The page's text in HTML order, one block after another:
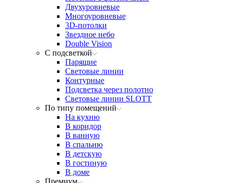
Двухуровневые
Многоуровневые
3D-потолки
Звездное небо
Double Vision
С подсветкой
Парящие
Световые линии
Контурные
Подсветка через полотно
Световые линии SLOTT
По типу помещений
На кухню
В коридор
В ванную
В спальню
В детскую
В гостиную
В доме